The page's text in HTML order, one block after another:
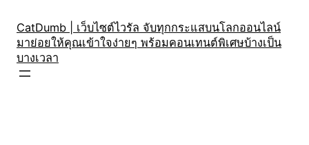
content
CatDumb | เว็บไซต์ไวรัล จับทุกกระแสบนโลกออนไลน์
มาย่อยให้คุณเข้าใจง่ายๆ พร้อมคอนเทนต์พิเศษบ้างเป็น
บางเวลา